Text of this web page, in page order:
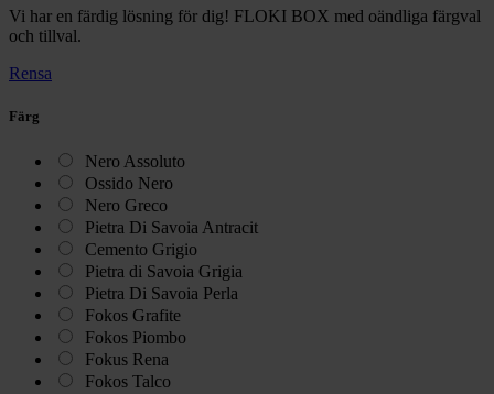
Vi har en färdig lösning för dig! FLOKI BOX med oändliga färgval
och tillval.
Rensa
Färg
Nero Assoluto
Ossido Nero
Nero Greco
Pietra Di Savoia Antracit
Cemento Grigio
Pietra di Savoia Grigia
Pietra Di Savoia Perla
Fokos Grafite
Fokos Piombo
Fokus Rena
Fokos Talco